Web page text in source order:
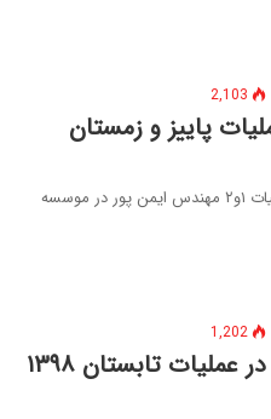
2,103
پاییز و زمستان
تحقیق ۱و۲ ایمن پور دوره تحقیق در عملیات ۱و۲ مهندس ایمن پور در موسسه
1,202
دوره درس و تست تحقیق در عملیات تابستان ۱۳۹۸